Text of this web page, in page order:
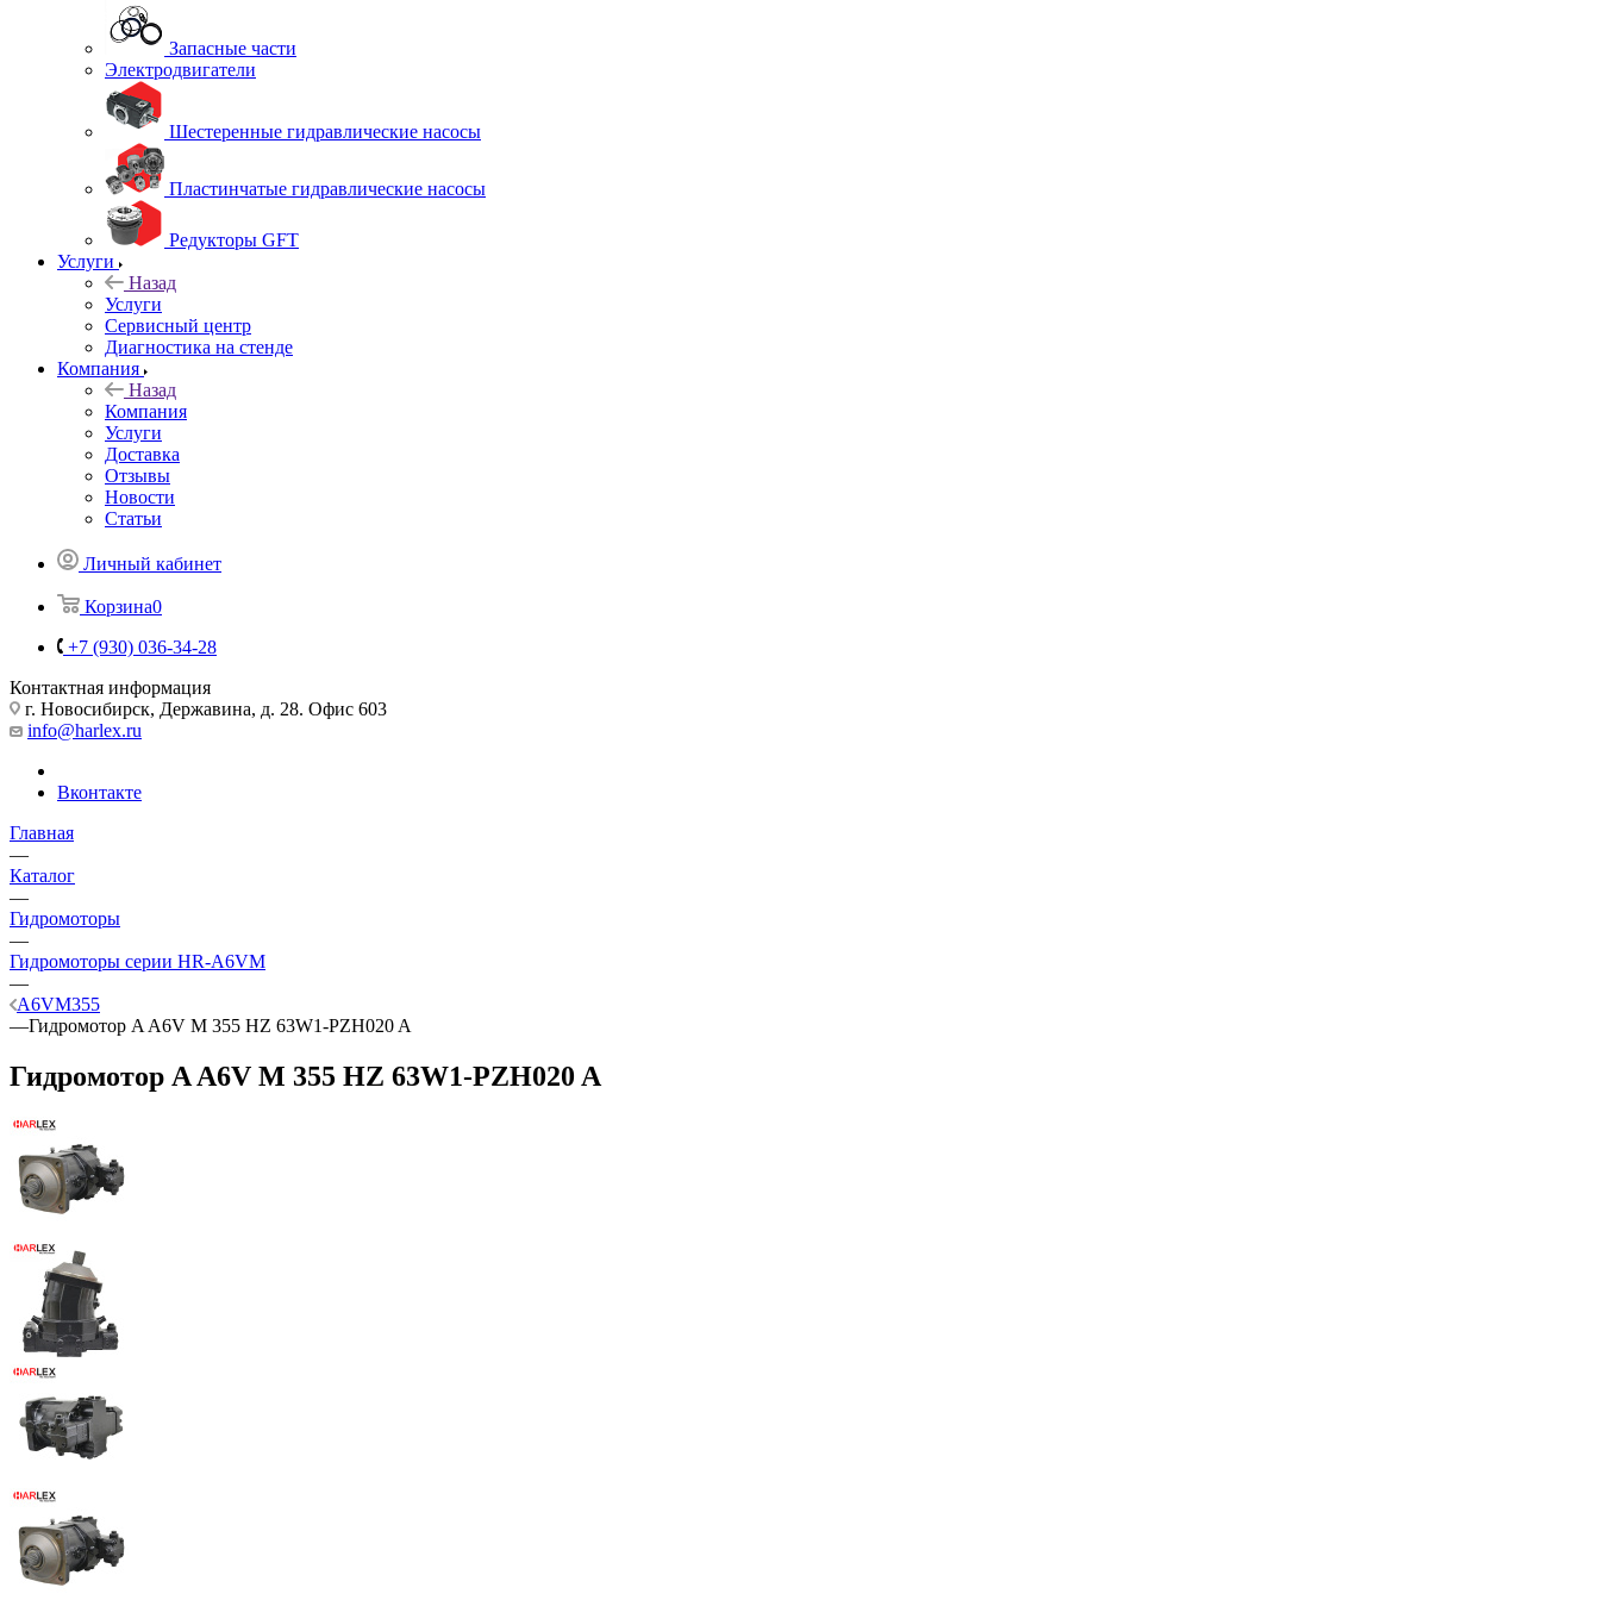
Запасные части
Электродвигатели
Шестеренные гидравлические насосы
Пластинчатые гидравлические насосы
Редукторы GFT
Услуги
Назад
Услуги
Сервисный центр
Диагностика на стенде
Компания
Назад
Компания
Услуги
Доставка
Отзывы
Новости
Статьи
Личный кабинет
Корзина0
+7 (930) 036-34-28
Контактная информация
г. Новосибирск, Державина, д. 28. Офис 603
info@harlex.ru
Вконтакте
Главная
—
Каталог
—
Гидромоторы
—
Гидромоторы серии HR-A6VM
—
A6VM355
—Гидромотор A A6V M 355 HZ 63W1-PZH020 A
Гидромотор A A6V M 355 HZ 63W1-PZH020 A